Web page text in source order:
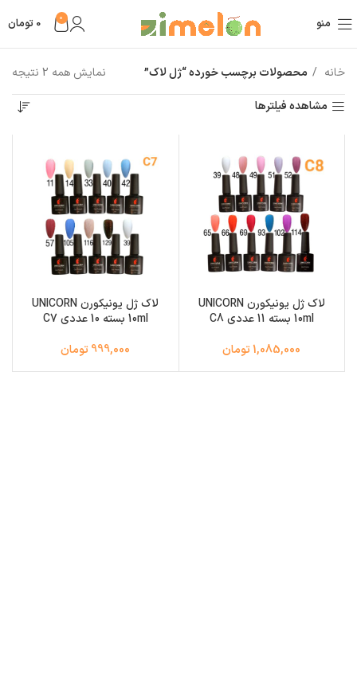
منو 0
0 تومان
خانه محصولات برچسب خورده “ژل لاک”
نمایش همه 2 نتیجه
مشاهده فیلترها
لاک ژل یونیکورن UNICORN
10ml بسته 11 عددی C8
1,085,000 تومان
لاک ژل یونیکورن UNICORN
10ml بسته 10 عددی C7
999,000 تومان